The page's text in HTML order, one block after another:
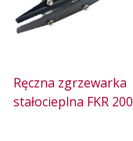
Ręczna zgrzewarka
stałocieplna FKR 200